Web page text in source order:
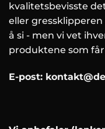
kvalitetsbevisste
eller
å si - men vi vet
produktene som
E-post: